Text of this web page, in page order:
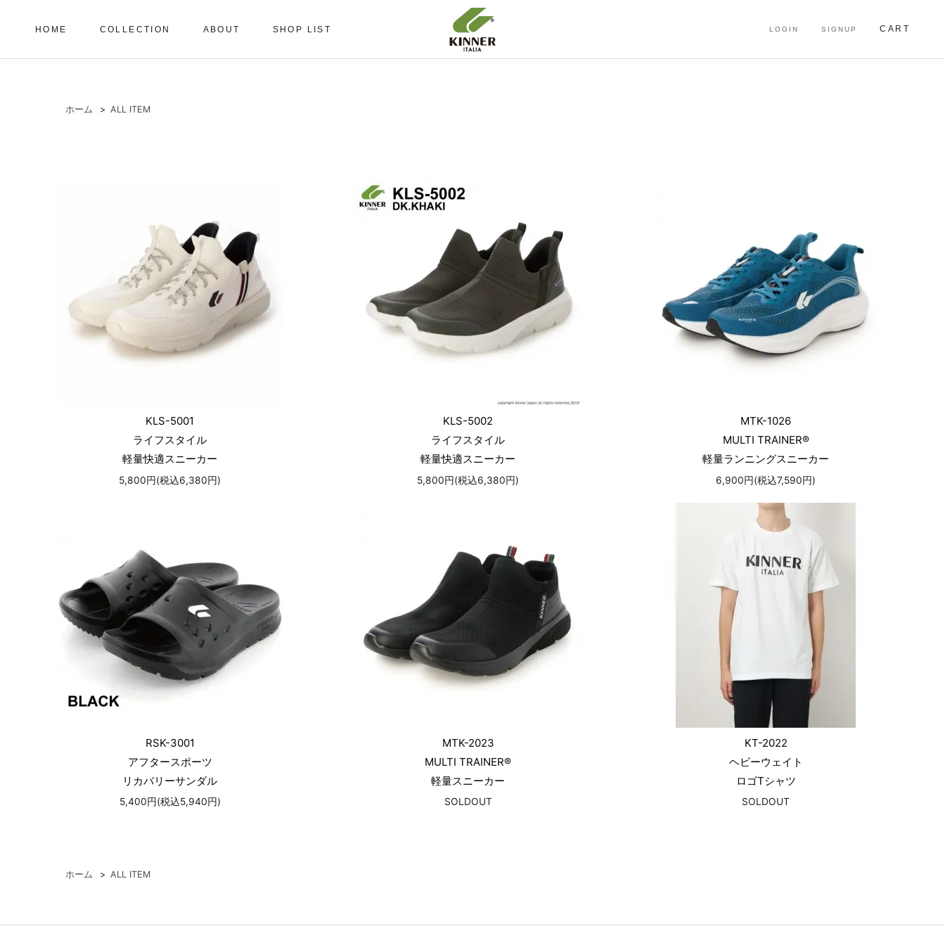
HOME COLLECTION ABOUT SHOP LIST LOGIN SIGNUP CART
ホーム > ALL ITEM
KLS-5001
ライフスタイル
軽量快適スニーカー
5,800円(税込6,380円)
KLS-5002
ライフスタイル
軽量快適スニーカー
5,800円(税込6,380円)
MTK-1026
MULTI TRAINER®
軽量ランニングスニーカー
6,900円(税込7,590円)
RSK-3001
アフタースポーツ
リカバリーサンダル
5,400円(税込5,940円)
MTK-2023
MULTI TRAINER®
軽量スニーカー
SOLDOUT
KT-2022
ヘビーウェイト
ロゴTシャツ
SOLDOUT
ホーム > ALL ITEM